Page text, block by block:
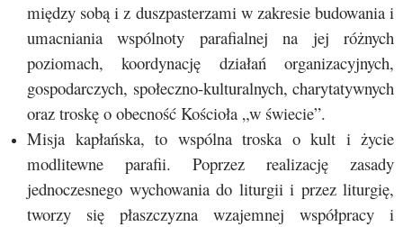
między sobą i z duszpasterzami w zakresie budowania i
umacniania wspólnoty parafialnej na jej różnych
poziomach, koordynację działań organizacyjnych,
gospodarczych, społeczno-kulturalnych, charytatywnych
oraz troskę o obecność Kościoła „w świecie”.
Misja kapłańska, to wspólna troska o kult i życie
modlitewne parafii. Poprzez realizację zasady
jednoczesnego wychowania do liturgii i przez liturgię,
tworzy się płaszczyzna wzajemnej współpracy i